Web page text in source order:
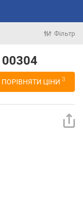
Фільтр
ПОРІВНЯТИ ЦІНИ 3